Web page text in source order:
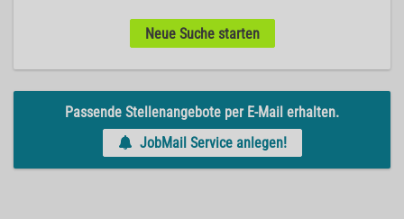
Neue Suche starten
Passende Stellenangebote per E-Mail erhalten.
JobMail Service anlegen!